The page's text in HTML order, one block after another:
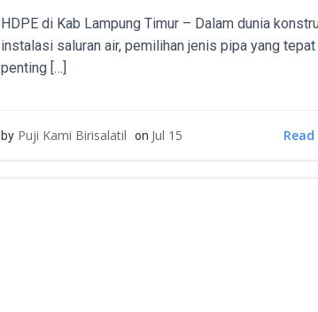
HDPE di Kab Lampung Timur – Dalam dunia
instalasi saluran air, pemilihan jenis pipa yang
penting […]
by Puji Kami Birisalatil on Jul 15